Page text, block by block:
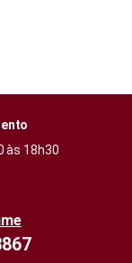
às 18h30